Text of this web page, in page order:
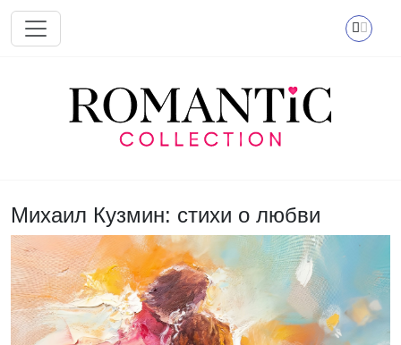
Перейти к основному содержанию
Михаил Кузмин: стихи о любви